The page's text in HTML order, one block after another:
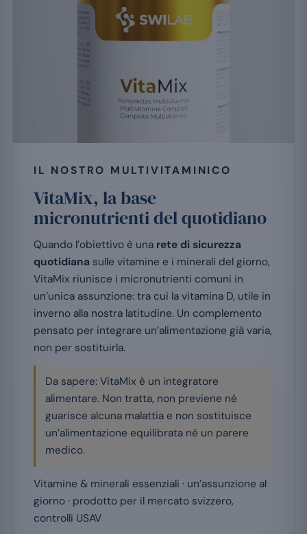
IL NOSTRO MULTIVITAMINICO
VitaMix, la base
micronutrienti del quotidiano
Quando l’obiettivo è una rete di sicurezza
quotidiana sulle vitamine e i minerali del giorno,
VitaMix riunisce i micronutrienti comuni in
un’unica assunzione: tra cui la vitamina D, utile in
inverno alla nostra latitudine. Un complemento
pensato per integrare un’alimentazione già varia,
non per sostituirla.
Da sapere: VitaMix è un integratore
alimentare. Non tratta, non previene né
guarisce alcuna malattia e non sostituisce
un’alimentazione equilibrata né un parere
medico.
Vitamine & minerali essenziali · un’assunzione al
giorno · prodotto per il mercato svizzero,
controlli USAV